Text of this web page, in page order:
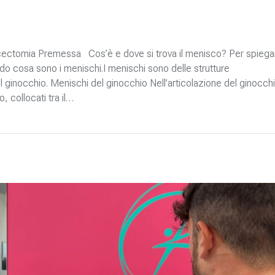
Premessa Cos’è e dove si trova il menisco? Per
cosa sono i menischi.I menischi sono delle strutture
Menischi del ginocchio Nell’articolazione del
collocati tra il…